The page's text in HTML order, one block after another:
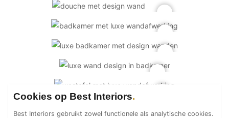
PVC vloeren
Gietvloeren
Houten vloeren
Afwerking
Wandafwerking
Cookies op Best Interiors
Best Interiors gebruikt zowel functionele als analytische cookies.